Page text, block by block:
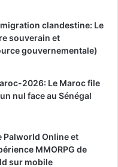
clandestine: Le
souverain et
gouvernementale)
2026: Le Maroc file
nul face au Sénégal
Palworld Online et
MMORPG de
sur mobile